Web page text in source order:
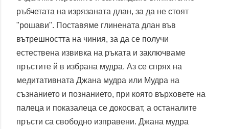
ръбчетата на изрязаната длан, за да не стоят
"рошави". Поставяме глинената длан във
вътрешността на чиния, за да се получи
естествена извивка на ръката и заключваме
пръстите й в избрана мудра. Аз се спрях на
медитативната Джана мудра или Мудра на
съзнанието и познанието, при която върховете на
палеца и показалеца се докосват, а останалите
пръсти са свободно изправени. Джана мудра